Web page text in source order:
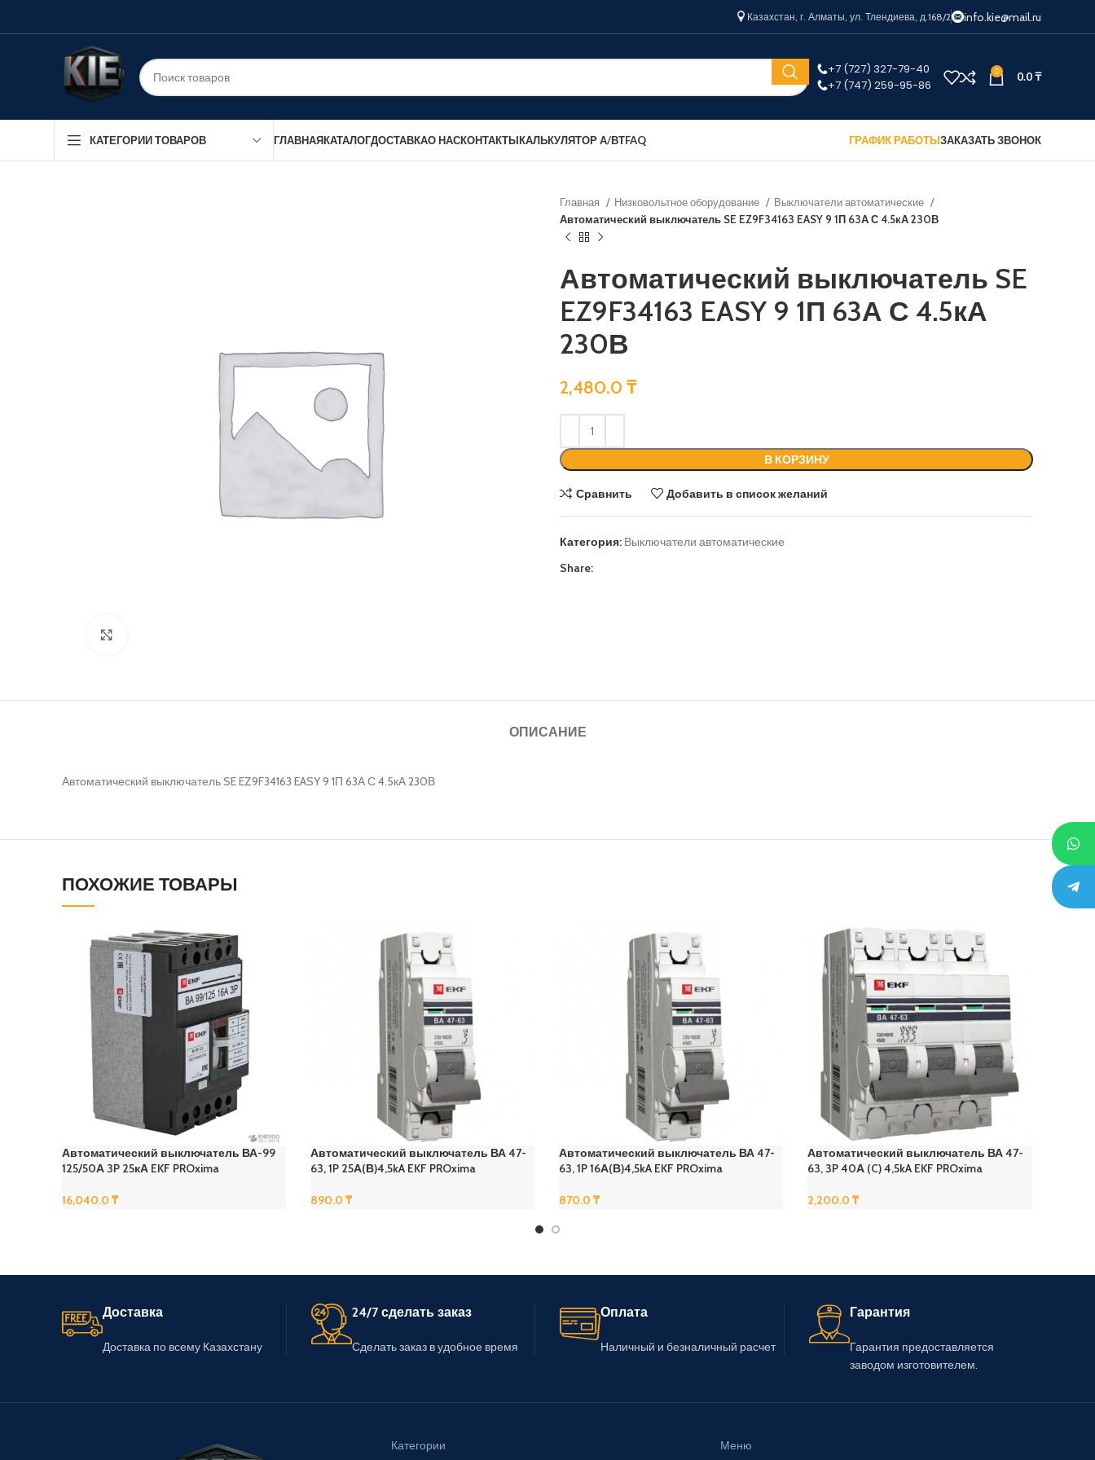
Казахстан, г. Алматы, ул. Тлендиева, д.168/2 info.kie@mail.ru
+7 (727) 327-79-40
+7 (747) 259-95-86
0 0.0₸
КАТЕГОРИИ ТОВАРОВ ГЛАВНАЯКАТАЛОГДОСТАВКАО НАСКОНТАКТЫКАЛЬКУЛЯТОР А/ВТFAQ ГРАФИК РАБОТЫЗАКАЗАТЬ ЗВОНОК
Главная Низковольтное оборудование
Выключатели автоматические
Автоматический выключатель SE EZ9F34163 EASY 9 1П 63А С 4.5кА 230В
Автоматический выключатель SE
EZ9F34163 EASY 9 1П 63А С 4.5кА
230В
2,480.0 ₸
В КОРЗИНУ
Сравнить Добавить в список желаний
Категория: Выключатели автоматические
Share:
ОПИСАНИЕ
Автоматический выключатель SE EZ9F34163 EASY 9 1П 63А С 4.5кА 230В
ПОХОЖИЕ ТОВАРЫ
Автоматический выключатель ВА-99
125/50А 3P 25кА EKF PROxima
16,040.0 ₸
Автоматический выключатель ВА 47-
63, 1P 25А(В)4,5kA EKF PROxima
890.0₸
Автоматический выключатель ВА 47-
63, 1P 16А(В)4,5kA EKF PROxima
870.0₸
Автоматический выключатель ВА 47-
63, 3P 40А (C) 4,5kA EKF PROxima
2,200.0₸
Доставка
Доставка по всему Казахстану
24/7 сделать заказ
Сделать заказ в удобное время
Оплата
Наличный и безналичный расчет
Гарантия
Гарантия предоставляется
заводом изготовителем.
Категории Меню